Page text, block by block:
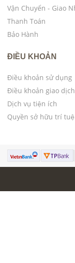
Vận Chuyển - Giao
Thanh Toán
Bảo Hành
ĐIỀU KHOẢN
Điều khoản sử dụng
Điều khoản giao dịch
Dịch vụ tiện ích
Quyền sở hữu trí tuệ